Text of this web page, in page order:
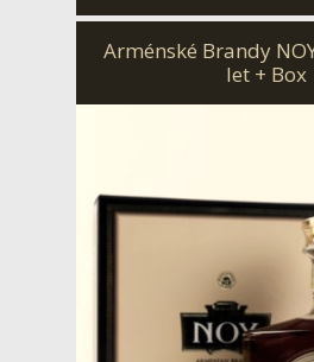
Arménské Brandy
let + Box